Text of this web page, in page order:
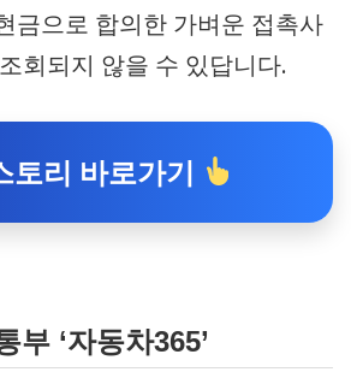
금으로 합의한 가벼운 접촉사
회되지 않을 수 있답니다.
토리 바로가기
부 ‘자동차365’